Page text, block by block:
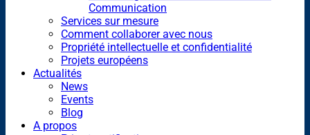
Communication
Services sur mesure
Comment collaborer avec nous
Propriété intellectuelle et confidentialité
Projets européens
Actualités
News
Events
Blog
A propos